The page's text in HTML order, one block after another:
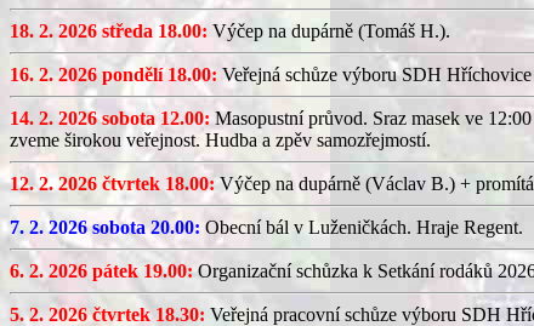
18. 2. 2026 středa 18.00: Výčep na dupárně (Tomáš H.).
16. 2. 2026 pondělí 18.00: Veřejná schůze výboru SDH Hříchovice
14. 2. 2026 sobota 12.00: Masopustní průvod. Sraz masek ve
zveme širokou veřejnost. Hudba a zpěv samozřejmostí.
12. 2. 2026 čtvrtek 18.00: Výčep na dupárně (Václav B.) +
7. 2. 2026 sobota 20.00: Obecní bál v Luženičkách. Hraje Regent.
6. 2. 2026 pátek 19.00:Organizační schůzka k Setkání rodáků
5. 2. 2026 čtvrtek 18.30: Veřejná pracovní schůze výboru SDH